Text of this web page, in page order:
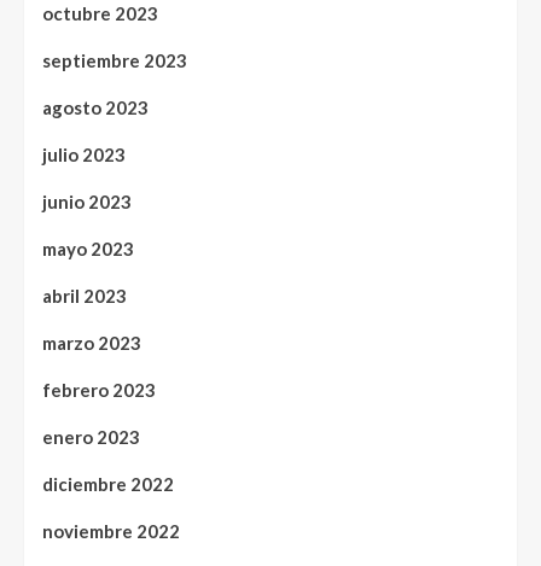
octubre 2023
septiembre 2023
agosto 2023
julio 2023
junio 2023
mayo 2023
abril 2023
marzo 2023
febrero 2023
enero 2023
diciembre 2022
noviembre 2022